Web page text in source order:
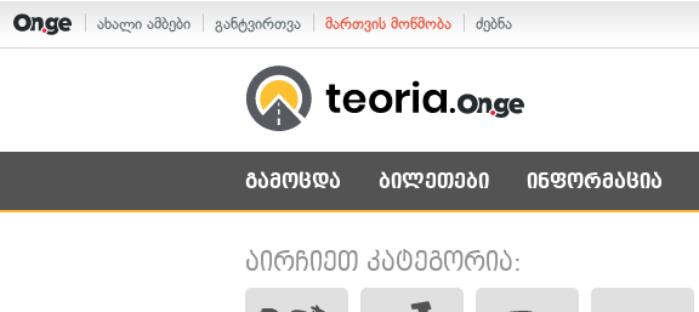
ახალი ამბები განტვირთვა მართვის მოწმობა ძებნა
გამოცდა ბილეთები ინფორმაცია
აირჩიეთ კატეგორია: